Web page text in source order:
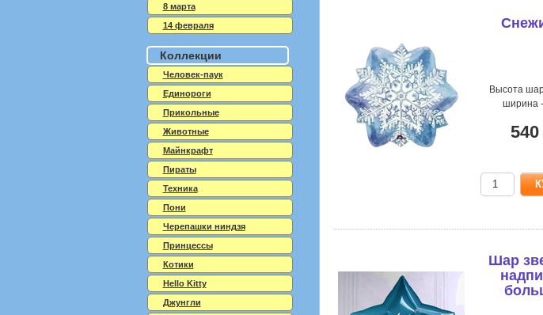
Высота
ширина
Шар
8 марта
14 февраля
Коллекции
Человек-паук
Единороги
Прикольные
Животные
Майнкрафт
Пираты
Техника
Пони
Черепашки ниндзя
Принцессы
Котики
Hello Kitty
Джунгли